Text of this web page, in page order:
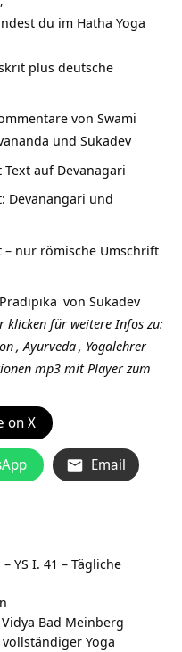
du im Hatha Yoga
plus deutsche
von Swami
und Sukadev
auf Devanagari
Devanangari und
– nur römische Umschrift
von Sukadev
klicken für weitere Infos zu:
,Ayurveda, Yogalehrer
mp3 mit Player zum
on X
Email
YS I. 41 – Tägliche
Bad Meinberg
Yoga